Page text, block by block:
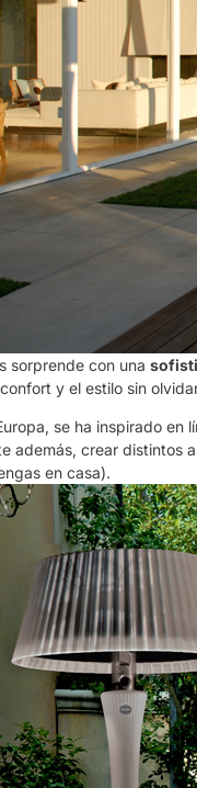
sorprende con una
y el estilo sin
se ha inspirado
además, crear distintos
en casa).